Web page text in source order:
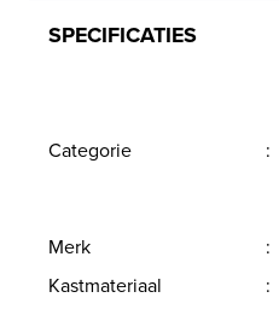
SPECIFICATIES
Categorie :
Merk
:
Kastmateriaal
: